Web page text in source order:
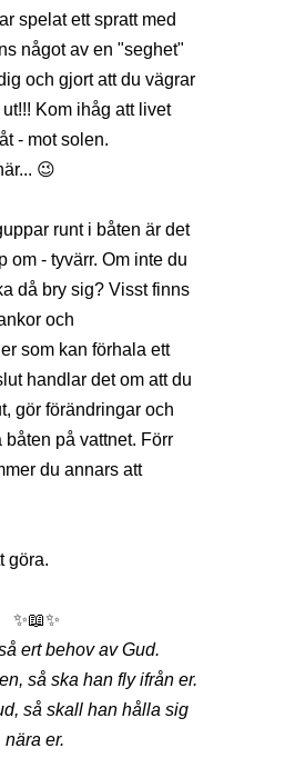
spelat ett spratt med
något av en "seghet"
och gjort att du vägrar
Kom ihåg att livet
- mot solen.
😉
runt i båten är det
om - tyvärr. Om inte du
då bry sig? Visst finns
och
som kan förhala ett
handlar det om att du
gör förändringar och
båten på vattnet. Förr
du annars att
göra.
✨📖✨
ert behov av Gud.
så ska han fly ifrån er.
så skall han hålla sig
nära er.